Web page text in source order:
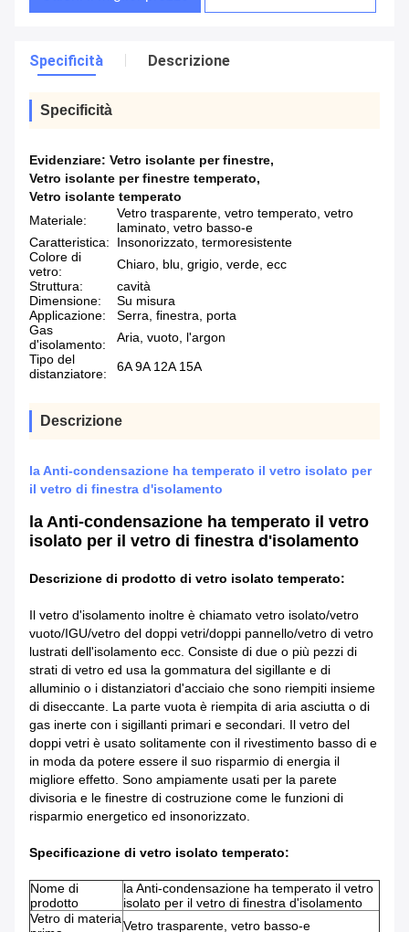
Specificità Descrizione
Specificità
Evidenziare: Vetro isolante per finestre,
Vetro isolante per finestre temperato,
Vetro isolante temperato
Materiale:
Vetro trasparente, vetro temperato, vetro
laminato, vetro basso-e
Caratteristica:
Insonorizzato, termoresistente
Colore di
vetro:
Chiaro, blu, grigio, verde, ecc
Struttura:
cavità
Dimensione:
Su misura
Applicazione:
Serra, finestra, porta
Gas
d'isolamento:
Aria, vuoto, l'argon
Tipo del
distanziatore:
6A 9A 12A 15A
Descrizione
la Anti-condensazione ha temperato il vetro isolato per
il vetro di finestra d'isolamento
la Anti-condensazione ha temperato il vetro
isolato per il vetro di finestra d'isolamento
Descrizione di prodotto di vetro isolato temperato:
Il vetro d'isolamento inoltre è chiamato vetro isolato/vetro
vuoto/IGU/vetro del doppi vetri/doppi pannello/vetro di vetro
lustrati dell'isolamento ecc. Consiste di due o più pezzi di
strati di vetro ed usa la gommatura del sigillante e di
alluminio o i distanziatori d'acciaio che sono riempiti insieme
di diseccante. La parte vuota è riempita di aria asciutta o di
gas inerte con i sigillanti primari e secondari. Il vetro del
doppi vetri è usato solitamente con il rivestimento basso di e
in moda da potere essere il suo risparmio di energia il
migliore effetto. Sono ampiamente usati per la parete
divisoria e le finestre di costruzione come le funzioni di
risparmio energetico ed insonorizzato.
Specificazione di vetro isolato temperato:
Nome di
prodotto
la Anti-condensazione ha temperato il vetro
isolato per il vetro di finestra d'isolamento
Vetro di materiaVetro trasparente, vetro basso-e